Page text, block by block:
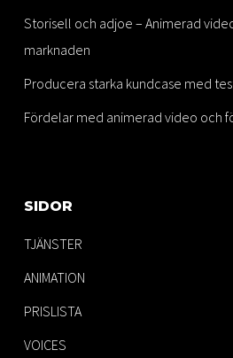
Storisell och adjoe – Animerad
marknaden
Producera starka kundcase med
Fördelar med animerad video och
SIDOR
TJÄNSTER
ANIMATION
PRISLISTA
VOICES